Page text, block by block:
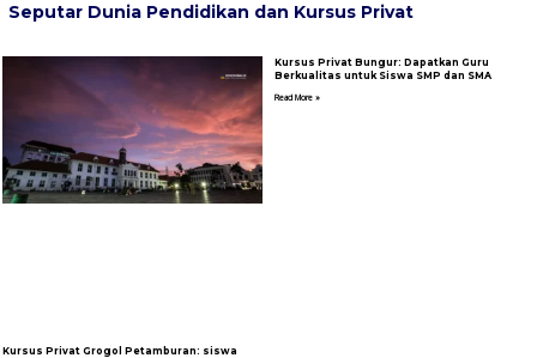
Seputar Dunia Pendidikan dan Kursus Privat
Kursus Privat Grogol Petamburan: siswa
Kursus Privat Bungur: Dapatkan Guru
Berkualitas untuk Siswa SMP dan SMA
Read More »